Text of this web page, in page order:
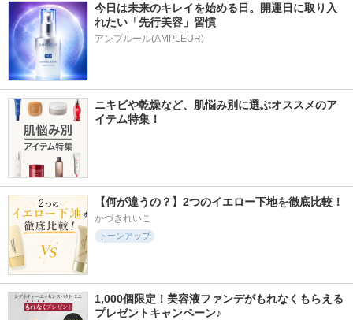
今日は未来のキレイを始める日。開運日に取り入
れたい「先行美容」習慣
アンプルール(AMPLEUR)
ニキビや乾燥など、肌悩み別に選ぶオススメのア
イテム特集！
【何が違うの？】2つのイエロー下地を徹底比較！
かづきれいこ
トーンアップ
1,000個限定！美容液ファンデがもれなくもらえる
プレゼントキャンペーン♪